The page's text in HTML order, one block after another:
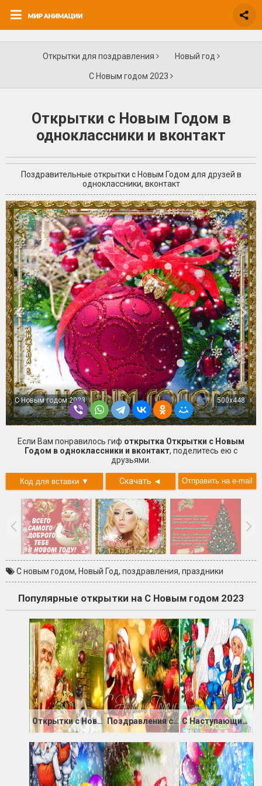
Открытки для поздравления Новый год
С Новым годом 2023
Открытки с Новым Годом в
одноклассники и вконтакт
Поздравительные открытки с Новым Годом для друзей в
одноклассники, вконтакт
+4
С Новым годом 2023 500x448
Если Вам понравилось гиф открытка Открытки с Новым
Годом в одноклассники и вконтакт, поделитесь ею с
друзьями.
Скачать ◄
С новым годом, Новый Год, поздравления, праздники
Популярные открытки на С Новым годом 2023
Открытки с Новым Годом скачать бесплатно Поздравления с Новым Годом от снегурочки С Наступающим Новым годом, Друзья!